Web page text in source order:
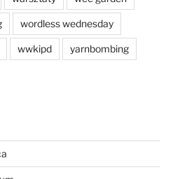
wordless wednesday
wwkipd yarnbombing